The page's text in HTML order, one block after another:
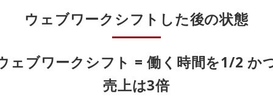
ウェブワークシフト した後の状態
ェブワークシフト =働く時間を1/2 か
売上は3倍